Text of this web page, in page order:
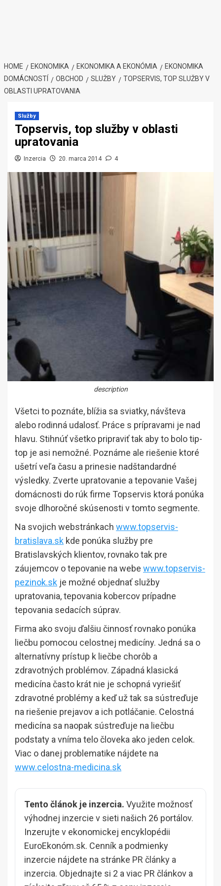
HOME EKONOMIKA EKONOMIKA A EKONÓMIA
EKONOMIKA
DOMÁCNOSTÍ
OBCHOD SLUŽBY
TOPSERVIS, TOP SLUŽBY V
OBLASTI UPRATOVANIA
Služby
Topservis, top služby v oblasti
upratovania
Inzercia 20. marca 2014 4
description
Všetci to poznáte, blížia sa sviatky, návšteva
alebo rodinná udalosť. Práce s prípravami je nad
hlavu. Stihnúť všetko pripraviť tak aby to bolo tip-
top je asi nemožné. Poznáme ale riešenie ktoré
ušetrí veľa času a prinesie nadštandardné
výsledky. Zverte upratovanie a tepovanie Vašej
domácnosti do rúk firme Topservis ktorá ponúka
svoje dlhoročné skúsenosti v tomto segmente.
Na svojich webstránkach www.topservis-
bratislava.sk kde ponúka služby pre
Bratislavských klientov, rovnako tak pre
záujemcov o tepovanie na webe www.topservis-
pezinok.sk je možné objednať služby
upratovania, tepovania kobercov prípadne
tepovania sedacích súprav.
Firma ako svoju ďalšiu činnosť rovnako ponúka
liečbu pomocou celostnej medicíny. Jedná sa o
alternatívny prístup k liečbe chorôb a
zdravotných problémov. Západná klasická
medicína často krát nie je schopná vyriešiť
zdravotné problémy a keď už tak sa sústreďuje
na riešenie prejavov a ich potláčanie. Celostná
medicína sa naopak sústreďuje na liečbu
podstaty a vníma telo človeka ako jeden celok.
Viac o danej problematike nájdete na
www.celostna-medicina.sk
Tento článok je inzercia. Využite možnosť
výhodnej inzercie v sieti našich 26 portálov.
Inzerujte v ekonomickej encyklopédii
EuroEkonóm.sk. Cenník a podmienky
inzercie nájdete na stránke PR články a
inzercia. Objednajte si 2 a viac PR článkov a